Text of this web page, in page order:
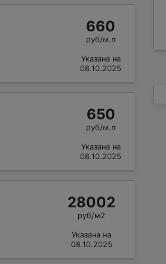
660
руб/м.п
Указана на
08.10.2025
650
руб/м.п
Указана на
08.10.2025
28002
руб/м2
Указана на
08.10.2025